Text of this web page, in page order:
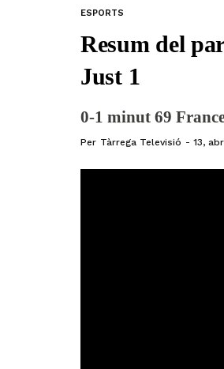
ESPORTS
Resum del
Just 1
0-1 minut 69
Per Tàrrega Televisió 13,